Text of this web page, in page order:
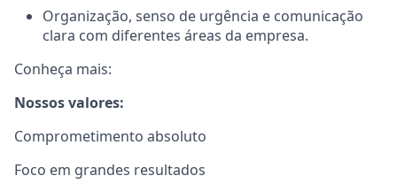
Organização, senso de urgência e comunicação
clara com diferentes áreas da empresa.
Conheça mais:
Nossos valores:
Comprometimento absoluto
Foco em grandes resultados